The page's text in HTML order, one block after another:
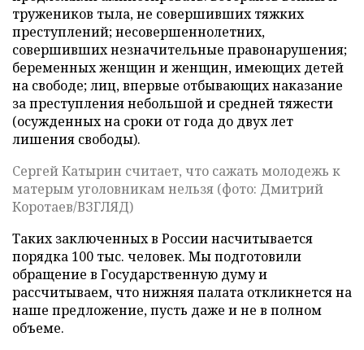
тружеников тыла, не совершивших тяжких
преступлений; несовершеннолетних,
совершивших незначительные правонарушения;
беременных женщин и женщин, имеющих детей
на свободе; лиц, впервые отбывающих наказание
за преступления небольшой и средней тяжести
(осужденных на сроки от года до двух лет
лишения свободы).
Сергей Катырин считает, что сажать молодежь к
матерым уголовникам нельзя (фото: Дмитрий
Коротаев/ВЗГЛЯД)
Таких заключенных в России насчитывается
порядка 100 тыс. человек. Мы подготовили
обращение в Государственную думу и
рассчитываем, что нижняя палата откликнется на
наше предложение, пусть даже и не в полном
объеме.